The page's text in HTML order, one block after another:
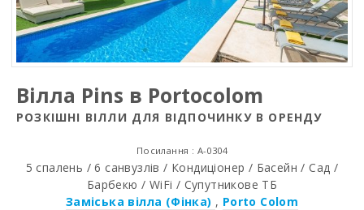
Вілла Pins в Portocolom
РОЗКІШНІ ВІЛЛИ ДЛЯ ВІДПОЧИНКУ В ОРЕНДУ
Посилання : A-0304
5 спалень / 6 санвузлів / Кондиціонер / Басейн / Сад /
Барбекю / WiFi / Супутникове ТБ
Заміська вілла (Фінка) , Porto Colom